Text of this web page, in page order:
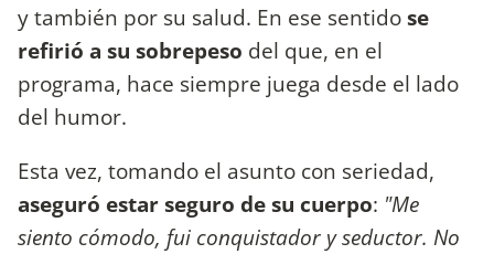
y también por su salud. En ese sentidose
refirió a su sobrepeso del que, en el
programa, hace siempre juega desde el lado
del humor.
Esta vez, tomando el asunto con seriedad,
aseguró estar seguro de su cuerpo: "Me
siento cómodo, fui conquistador y seductor. No